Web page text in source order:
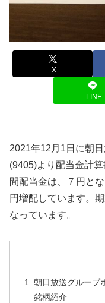
X
LINE
2021年12月1日に朝
(9405)より配当金計
間配当金は、７円と
円増配しています。
なっています。
朝日放送グループ
銘柄紹介